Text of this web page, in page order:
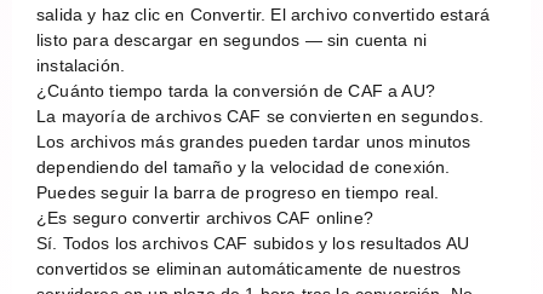
salida y haz clic en Convertir. El archivo convertido estará
listo para descargar en segundos — sin cuenta ni
instalación.
¿Cuánto tiempo tarda la conversión de CAF a AU?
La mayoría de archivos CAF se convierten en segundos.
Los archivos más grandes pueden tardar unos minutos
dependiendo del tamaño y la velocidad de conexión.
Puedes seguir la barra de progreso en tiempo real.
¿Es seguro convertir archivos CAF online?
Sí. Todos los archivos CAF subidos y los resultados AU
convertidos se eliminan automáticamente de nuestros